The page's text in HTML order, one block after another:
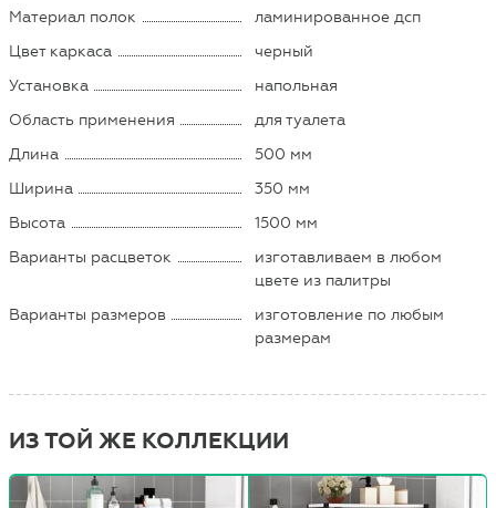
Материал полок
ламинированное дсп
Цвет каркаса
черный
Установка
напольная
Область применения
для туалета
Длина
500 мм
Ширина
350 мм
Высота
1500 мм
Варианты расцветок
изготавливаем в любом
цвете из палитры
Варианты размеров
изготовление по любым
размерам
ИЗ ТОЙ ЖЕ КОЛЛЕКЦИИ